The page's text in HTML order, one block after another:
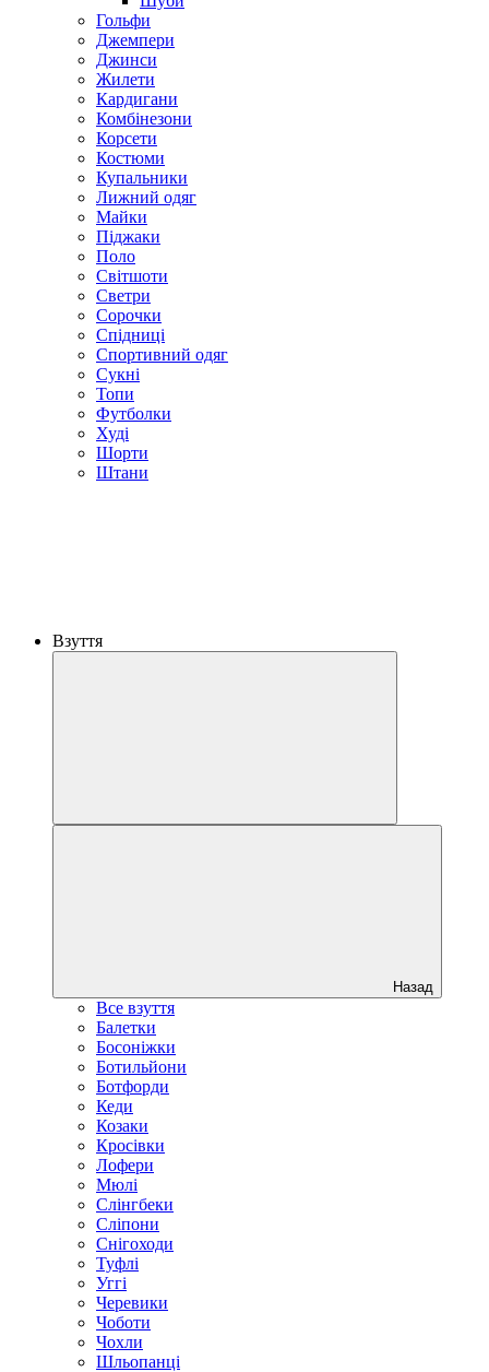
Гольфи
Джемпери
Джинси
Жилети
Кардигани
Комбінезони
Корсети
Костюми
Купальники
Лижний одяг
Майки
Піджаки
Поло
Світшоти
Светри
Сорочки
Спідниці
Спортивний одяг
Сукні
Топи
Футболки
Худі
Шорти
Штани
Взуття
Назад
Все взуття
Балетки
Босоніжки
Ботильйони
Ботфорди
Кеди
Козаки
Кросівки
Лофери
Мюлі
Слінгбеки
Сліпони
Снігоходи
Туфлі
Уггі
Черевики
Чоботи
Чохли
Шльопанці